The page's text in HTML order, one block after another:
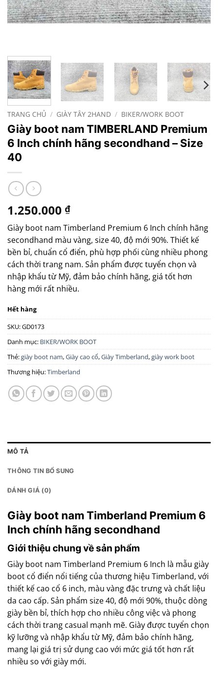
TRANG CHỦ / GIÀY TÂY 2HAND / BIKER/WORK BOOT
Giày boot nam TIMBERLAND Premium
6 Inch chính hãng secondhand – Size
40
1.250.000 ₫
Giày boot nam Timberland Premium 6 Inch chính hãng
secondhand màu vàng, size 40, độ mới 90%. Thiết kế
bền bỉ, chuẩn cổ điển, phù hợp phối cùng nhiều phong
cách thời trang nam. Sản phẩm được tuyển chọn và
nhập khẩu từ Mỹ, đảm bảo chính hãng, giá tốt hơn
hàng mới rất nhiều.
Hết hàng
SKU:GD0173
Danh mục: BIKER/WORK BOOT
Thẻ:giày boot nam,Giày cao cổ,Giày Timberland,giày work boot
Thương hiệu:Timberland
MÔ TẢ
THÔNG TIN BỔ SUNG
ĐÁNH GIÁ (0)
Giày boot nam Timberland Premium 6
Inch chính hãng secondhand
Giới thiệu chung về sản phẩm
Giày boot nam Timberland Premium 6 Inch là mẫu giày
boot cổ điển nổi tiếng của thương hiệu Timberland, với
thiết kế cao cổ 6 inch, màu vàng đặc trưng và chất liệu
da cao cấp. Sản phẩm size 40, độ mới 90%, thuộc dòng
giày bền bỉ, thích hợp cho nhiều công việc và phong
cách thời trang casual mạnh mẽ. Giày được tuyển chọn
kỹ lưỡng và nhập khẩu từ Mỹ, đảm bảo chính hãng,
mang lại giá trị sử dụng cao với mức giá tốt hơn rất
nhiều so với giày mới.